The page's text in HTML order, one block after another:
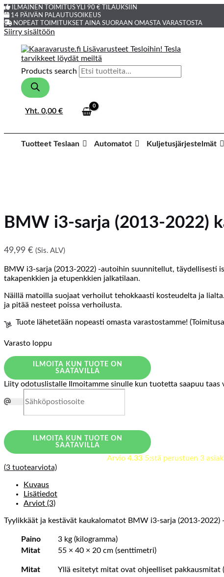
ILMAINEN TOIMITUS YLI 90 € TILAUKSIIN
14 PÄIVÄN PALAUTUSOIKEUS
NOPEAT TOIMITUKSET AINA SUORAAN OMASTA VARASTOSTA
Siirry sisältöön
Products search
Yht.0,00€
Tuotteet Teslaan Automatot Kuljetusjärjestelmät
BMW i3-sarja (2013-2022)
49,99 € (Sis. ALV)
BMW i3-sarja (2013-2022) -autoihin suunnitellut, täydellisesti
takapenkkien ja etupenkkien jalkatilaan.
Näillä matoilla suojaat verhoilut tehokkaasti kosteudelta ja
ja pitää nesteet poissa verhoilusta.
Tuote lähetetään nopeasti omasta varastostamme!
Varasto loppu
ILMOITA KUN TUOTE ON
SAATAVILLA
Liity odotuslistalle Ilmoitamme sinulle kun tuotetta saapuu taas
ILMOITA KUN TUOTE ON
SAATAVILLA
Arvio4.33 5:stä perustuen 3
(3 tuotearviota)
Kuvaus
Lisätiedot
Arviot (3)
Tyylikkäät ja kestävät kaukalomatot BMW i3-sarja (2013-
Paino
3 kg (kilogramma)
Mitat
55 × 40 × 20 cm (senttimetri)
Mitat Yllä esitetyt mitat ovat ohjeelliset pakkausmitat